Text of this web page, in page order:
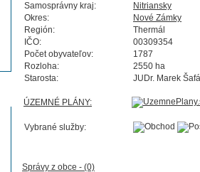
Samosprávny kraj:
Nitriansky
Okres:
Nové Zámky
Región:
Thermál
IČO:
00309354
Počet obyvateľov:
1787
Rozloha:
2550 ha
Starosta:
JUDr. Marek
ÚZEMNÉ PLÁNY:
Vybrané služby:
Správy z obce - (0)